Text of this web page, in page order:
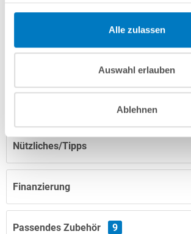
Alle zulassen
Auswahl erlauben
Ablehnen
Finanzierung
Anleitungen/Datenblätter
Hinweise zum Versand / zur Lagerung
Nützliches/Tipps
Passendes Zubehör 9